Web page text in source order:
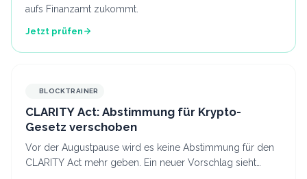
aufs Finanzamt zukommt.
Jetzt prüfen
BLOCKTRAINER
CLARITY Act: Abstimmung für Krypto-
Gesetz verschoben
Vor der Augustpause wird es keine Abstimmung für den
CLARITY Act mehr geben. Ein neuer Vorschlag sieht